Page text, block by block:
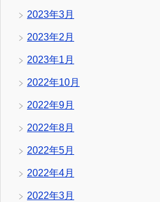
2023年3月
2023年2月
2023年1月
2022年10月
2022年9月
2022年8月
2022年5月
2022年4月
2022年3月